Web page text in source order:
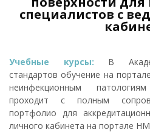
специалистов с
Учебные курсы: В
стандартов обучение на
неинфекционным
проходит с полным
портфолио для
личного кабинета на портале